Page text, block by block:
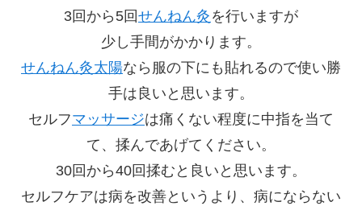
3回から5回せんねん灸 を行いますが
少し手間がかかります。
せんねん灸太陽なら服の下にも貼れるので使い勝
手は良いと思います。
セルフマッサージは痛くない程度に中指を当て
て、揉んであげてください。
30回から40回揉むと良いと思います。
セルフケアは病を改善というより、病にならない